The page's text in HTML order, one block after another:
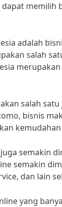
memilih
adalah
salah
salah
bisnis
semakin
semakin
dan lain
yang